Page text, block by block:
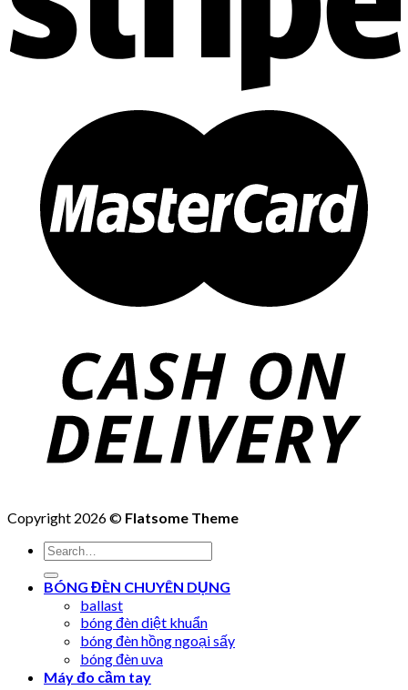
Copyright 2026 © Flatsome Theme
Search
for:
BÓNG ĐÈN CHUYÊN DỤNG
ballast
bóng đèn diệt khuẩn
bóng đèn hồng ngoại sấy
bóng đèn uva
Máy đo cầm tay